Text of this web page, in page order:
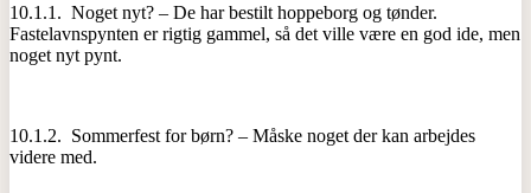
10.1.1. Noget nyt? – De har bestilt hoppeborg og tønder.
Fastelavnspynten er rigtig gammel, så det ville være en god ide, men
noget nyt pynt.
10.1.2. Sommerfest for børn? – Måske noget der kan arbejdes
videre med.